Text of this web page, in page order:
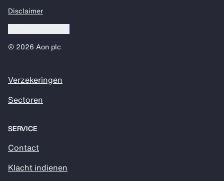
Disclaimer
© 2026 Aon plc
Verzekeringen
Sectoren
SERVICE
Contact
Klacht indienen